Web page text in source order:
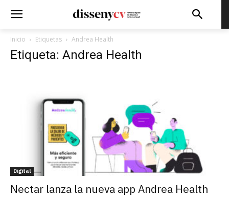
Inicio Etiquetas Andrea Health
Etiqueta: Andrea Health
Digital
Nectar lanza la nueva app Andrea Health